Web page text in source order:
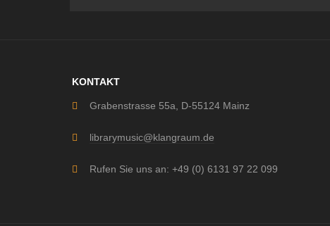
KONTAKT
Grabenstrasse 55a, D-55124 Mainz
librarymusic@klangraum.de
Rufen Sie uns an: +49 (0) 6131 97 22 099